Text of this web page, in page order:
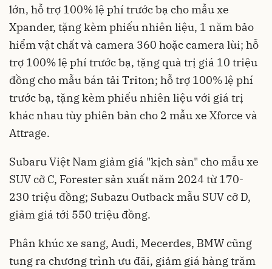
lớn, hỗ trợ 100% lệ phí trước bạ cho mẫu xe
Xpander, tặng kèm phiếu nhiên liệu, 1 năm bảo
hiểm vật chất và camera 360 hoặc camera lùi; hỗ
trợ 100% lệ phí trước bạ, tặng quà trị giá 10 triệu
đồng cho mẫu bán tải Triton; hỗ trợ 100% lệ phí
trước bạ, tặng kèm phiếu nhiên liệu với giá trị
khác nhau tùy phiên bản cho 2 mẫu xe Xforce và
Attrage.
Subaru Việt Nam giảm giá "kịch sàn" cho mẫu xe
SUV cỡ C, Forester sản xuất năm 2024 từ 170-
230 triệu đồng; Subazu Outback mẫu SUV cỡ D,
giảm giá tới 550 triệu đồng.
Phân khúc xe sang, Audi, Mecerdes, BMW cũng
tung ra chương trình ưu đãi, giảm giá hàng trăm